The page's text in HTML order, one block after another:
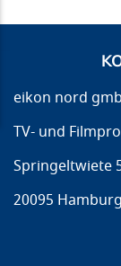
eikon nord
TV- und
Springeltwiete
20095 Hamburg